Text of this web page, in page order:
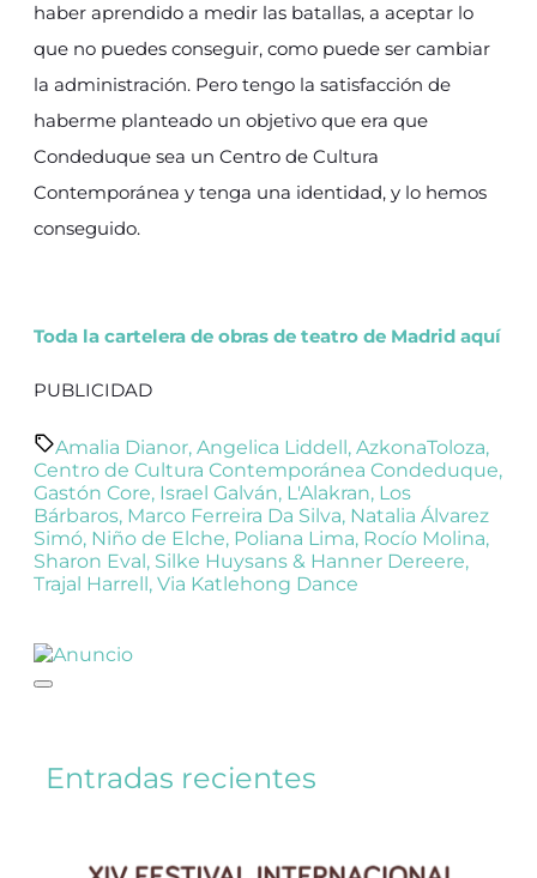
haber aprendido a medir las batallas, a aceptar lo
que no puedes conseguir, como puede ser cambiar
la administración. Pero tengo la satisfacción de
haberme planteado un objetivo que era que
Condeduque sea un Centro de Cultura
Contemporánea y tenga una identidad, y lo hemos
conseguido.
Toda la cartelera de obras de teatro de Madrid aquí
PUBLICIDAD
Amalia Dianor, Angelica Liddell, AzkonaToloza,
Centro de Cultura Contemporánea Condeduque,
Gastón Core, Israel Galván, L'Alakran, Los
Bárbaros, Marco Ferreira Da Silva, Natalia Álvarez
Simó, Niño de Elche, Poliana Lima, Rocío Molina,
Sharon Eval, Silke Huysans & Hanner Dereere,
Trajal Harrell, Via Katlehong Dance
Entradas recientes